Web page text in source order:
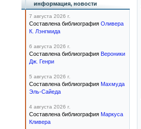
информация, новости
7 августа 2026 г.
Составлена библиография Оливера
К. Лэнгмида
6 августа 2026 г.
Составлена библиография Вероники
Дж. Генри
5 августа 2026 г.
Составлена библиография Махмуда
Эль-Сайеда
4 августа 2026 г.
Составлена библиография Маркуса
Кливера